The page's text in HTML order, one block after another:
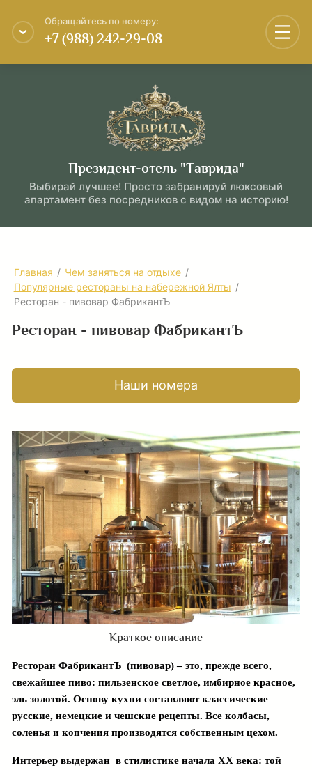
Обращайтесь по номеру:
+7 (988) 242-29-08
Президент-отель "Таврида"
Выбирай лучшее! Просто забранируй люксовый
апартамент без посредников с видом на историю!
Главная / Чем заняться на отдыхе /
Популярные рестораны на набережной Ялты /
Ресторан - пивовар ФабрикантЪ
Ресторан - пивовар ФабрикантЪ
Наши номера
Краткое описание
Ресторан ФабрикантЪ (пивовар) – это, прежде всего,
свежайшее пиво: пильзенское светлое, имбирное красное,
эль золотой. Основу кухни составляют классические
русские, немецкие и чешские рецепты. Все колбасы,
соленья и копчения производятся собственным цехом.
Интерьер выдержан в стилистике начала ХХ века: той